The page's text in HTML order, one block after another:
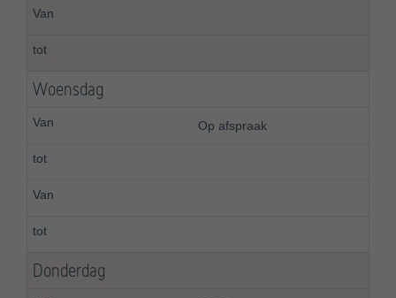
Woensdag
Op afspraak
Donderdag